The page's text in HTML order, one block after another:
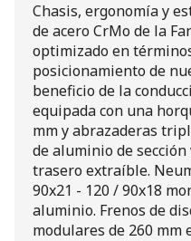
Chasis, ergonomía y
de acero CrMo de la
optimizado en
posicionamiento de
beneficio de la
equipada con una
mm y abrazaderas
de aluminio de
trasero extraíble.
90x21 - 120 / 90x18
aluminio. Frenos de
modulares de 260 mm